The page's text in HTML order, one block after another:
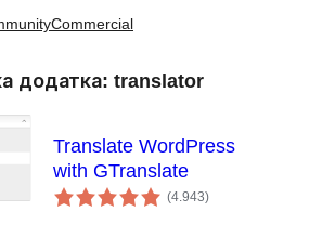
Commercial
додатка: translator
Translate WordPress
with GTranslate
(4.943укупних
оцена
)